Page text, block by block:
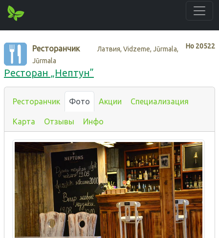
Нo 20522
Ресторанчик
Латвия, Vidzeme, Jūrmala,
Jūrmala
Ресторан „Нептун”
Ресторанчик Фото Акции Специализация
Карта Отзывы Инфо